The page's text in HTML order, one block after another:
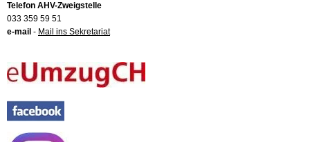
Telefon AHV-Zweigstelle
033 359 59 51
e-mail - Mail ins Sekretariat